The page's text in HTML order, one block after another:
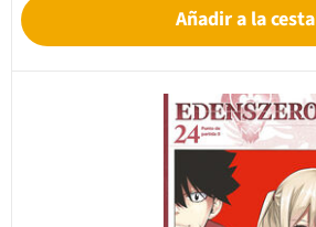
Añadir a la cesta